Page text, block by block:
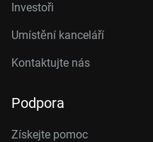
Investoři
Umístění kanceláří
Kontaktujte nás
Podpora
Získejte pomoc